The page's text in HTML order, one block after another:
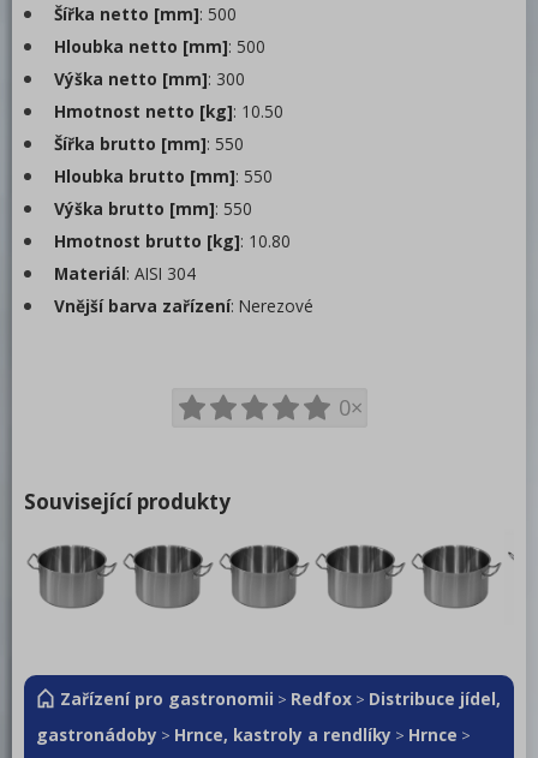
Ohřívače talířů
Gastronádoby
Hrnce, kastroly a rendlíky
Hrnce
Kastroly
Rendlíky
Termoporty
Regálové vozíky
Barové zařízení, kávovary
REDFOX
Šířka netto [mm]: 500
Hloubka netto [mm]: 500
Výška netto [mm]: 300
Hmotnost netto [kg]: 10.50
Šířka brutto [mm]: 550
Hloubka brutto [mm]: 550
Výška brutto [mm]: 550
Hmotnost brutto [kg]: 10.80
Materiál: AISI 304
Vnější barva zařízení: Nerezové
0×
Související produkty
Zařízení pro gastronomii > Redfox > Distribuce jídel,
gastronádoby > Hrnce, kastroly a rendlíky > Hrnce >